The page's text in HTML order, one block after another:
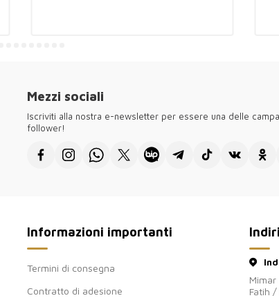
Mezzi sociali
Iscriviti alla nostra e-newsletter per essere una delle
follower!
Informazioni importanti
Termini di consegna
Contratto di adesione
Fatih